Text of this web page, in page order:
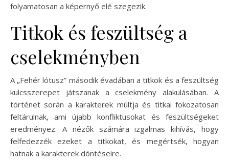
folyamatosan a képernyő elé szegezik.
Titkok és feszültség a
cselekményben
A „Fehér lótusz” második évadában a titkok és a feszültség
kulcsszerepet játszanak a cselekmény alakulásában. A
történet során a karakterek múltja és titkai fokozatosan
feltárulnak, ami újabb konfliktusokat és feszültségeket
eredményez. A nézők számára izgalmas kihívás, hogy
felfedezzék ezeket a titkokat, és megértsék, hogyan
hatnak a karakterek döntéseire.